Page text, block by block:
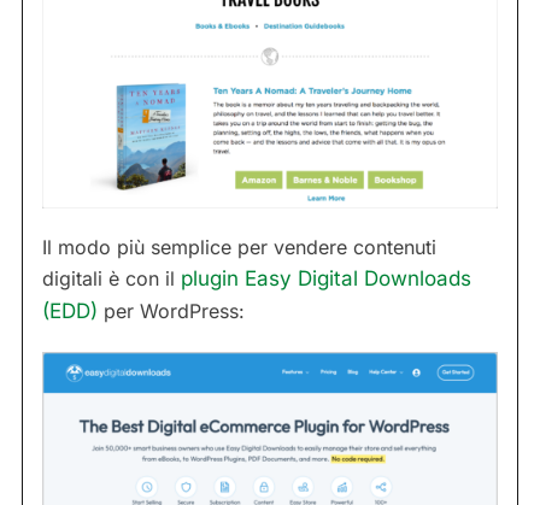
Il modo più semplice per vendere contenuti
digitali è con il plugin Easy Digital Downloads
(EDD) per WordPress: